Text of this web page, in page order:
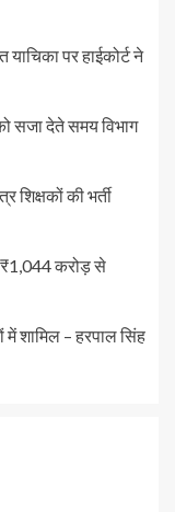
पर हाईकोर्ट ने
सजा देते समय विभाग
शिक्षकों की भर्ती
₹1,044 करोड़ से
शामिल – हरपाल सिंह